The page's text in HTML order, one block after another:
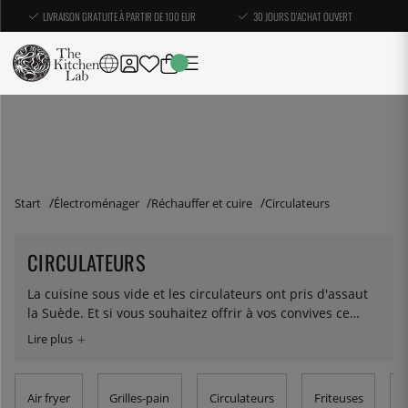
LIVRAISON GRATUITE À PARTIR DE 100 EUR 30 JOURS D'ACHAT OUVERT
Start Électroménager Réchauffer et cuire Circulateurs
CIRCULATEURS
La cuisine sous vide et les circulateurs ont pris d'assaut
la Suède. Et si vous souhaitez offrir à vos convives ce
morceau de poisson ou de viande parfaitement cuit que
l'on ne trouve que dans les restaurants les plus raffinés,
c'est un excellent outil pour cela. Un circulateur à
immersion thermique est un appareil chauffant précis à
Air fryer Grilles-pain Circulateurs Friteuses